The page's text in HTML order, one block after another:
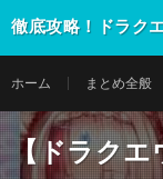
徹底攻略！ドラク
ホーム まとめ全般
【ドラクエ